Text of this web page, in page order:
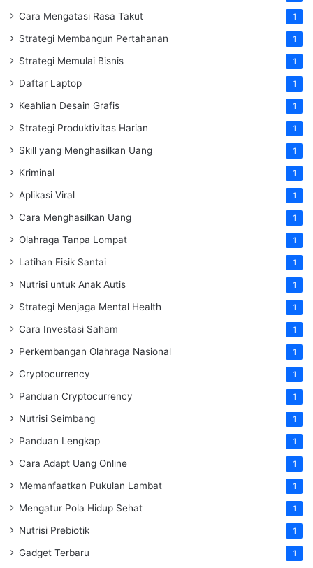
Cara Mengatasi Rasa Takut 1
Strategi Membangun Pertahanan 1
Strategi Memulai Bisnis 1
Daftar Laptop 1
Keahlian Desain Grafis 1
Strategi Produktivitas Harian 1
Skill yang Menghasilkan Uang 1
Kriminal 1
Aplikasi Viral 1
Cara Menghasilkan Uang 1
Olahraga Tanpa Lompat 1
Latihan Fisik Santai 1
Nutrisi untuk Anak Autis 1
Strategi Menjaga Mental Health 1
Cara Investasi Saham 1
Perkembangan Olahraga Nasional 1
Cryptocurrency 1
Panduan Cryptocurrency 1
Nutrisi Seimbang 1
Panduan Lengkap 1
Cara Adapt Uang Online 1
Memanfaatkan Pukulan Lambat 1
Mengatur Pola Hidup Sehat 1
Nutrisi Prebiotik 1
Gadget Terbaru 1